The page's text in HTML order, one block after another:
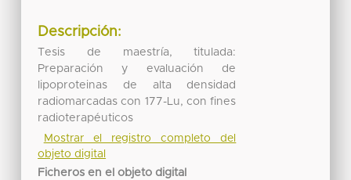
Descripción:
Tesis de maestría, titulada:
Preparación y evaluación de
lipoproteinas de alta densidad
radiomarcadas con 177-Lu, con fines
radioterapéuticos
Mostrar el registro completo del
objeto digital
Ficheros en el objeto digital